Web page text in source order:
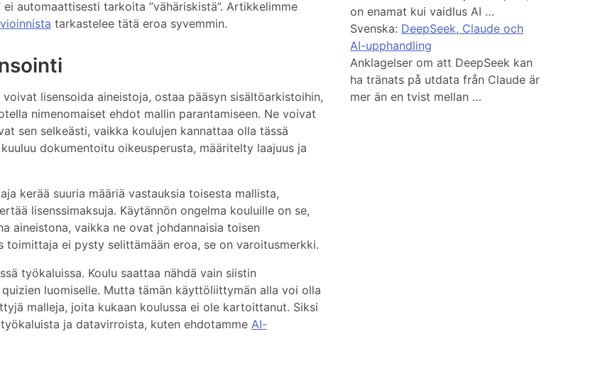
automaattisesti tarkoita ”vähäriskistä”. Artikkelimme
tarkastelee tätä eroa syvemmin.
lisensoida aineistoja, ostaa pääsyn sisältöarkistoihin,
nimenomaiset ehdot mallin parantamiseen. Ne voivat
sen selkeästi, vaikka koulujen kannattaa olla tässä
dokumentoitu oikeusperusta, määritelty laajuus ja
kerää suuria määriä vastauksia toisesta mallista,
lisenssimaksuja. Käytännön ongelma kouluille on se,
aineistona, vaikka ne ovat johdannaisia toisen
toimittaja ei pysty selittämään eroa, se on varoitusmerkki.
työkaluissa. Koulu saattaa nähdä vain siistin
luomiselle. Mutta tämän käyttöliittymän alla voi olla
malleja, joita kukaan koulussa ei ole kartoittanut. Siksi
ja datavirroista, kuten ehdotamme AI-
on enamat kui vaidlus AI …
Svenska: DeepSeek, Claude och
AI-upphandling
Anklagelser om att DeepSeek kan
ha tränats på utdata från Claude är
mer än en tvist mellan …